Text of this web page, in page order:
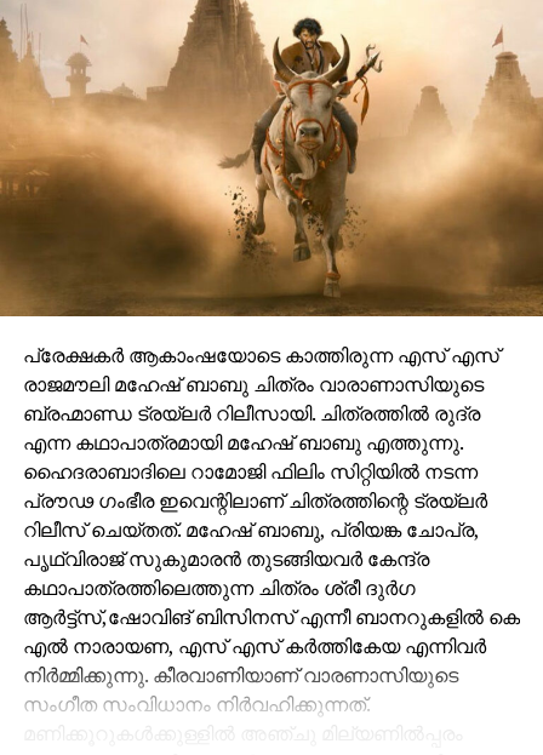
പ്രേക്ഷകർ ആകാംഷയോടെ കാത്തിരുന്ന എസ് എസ്
രാജമൗലി മഹേഷ് ബാബു ചിത്രം വാരാണാസിയുടെ
ബ്രഹ്മാണ്ഡ ട്രയ്ലർ റിലീസായി. ചിത്രത്തിൽ രുദ്ര
എന്ന കഥാപാത്രമായി മഹേഷ് ബാബു എത്തുന്നു.
ഹൈദരാബാദിലെ റാമോജി ഫിലിം സിറ്റിയിൽ നടന്ന
പ്രൗഢ ഗംഭീര ഇവെന്റിലാണ് ചിത്രത്തിന്റെ ട്രയ്ലർ
റിലീസ് ചെയ്തത്. മഹേഷ് ബാബു, പ്രിയങ്ക ചോപ്ര,
പൃഥ്വിരാജ് സുകുമാരൻ തുടങ്ങിയവർ കേന്ദ്ര
കഥാപാത്രത്തിലെത്തുന്ന ചിത്രം ശ്രീ ദുർഗ
ആർട്ട്സ്,ഷോവിങ് ബിസിനസ് എന്നീ ബാനറുകളിൽ കെ
എൽ നാരായണ, എസ് എസ് കർത്തികേയ എന്നിവർ
നിർമ്മിക്കുന്നു. കീരവാണിയാണ് വാരണാസിയുടെ
സംഗീത സംവിധാനം നിർവഹിക്കുന്നത്.